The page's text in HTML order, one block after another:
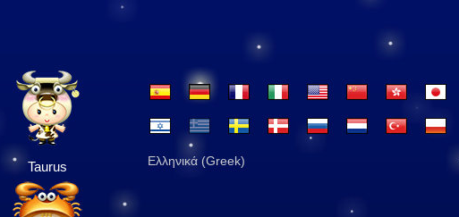
Taurus Ελληνικά (Greek)